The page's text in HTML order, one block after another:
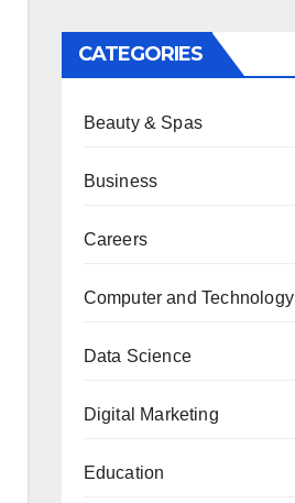
CATEGORIES
Beauty & Spas
Business
Careers
Computer and Technology
Data Science
Digital Marketing
Education